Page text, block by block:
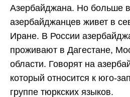
Азербайджана. Но больше
азербайджанцев живет в
Иране. В России
проживают в Дагестане,
области. Говорят на
который относится к юго-
группе тюркских языков.